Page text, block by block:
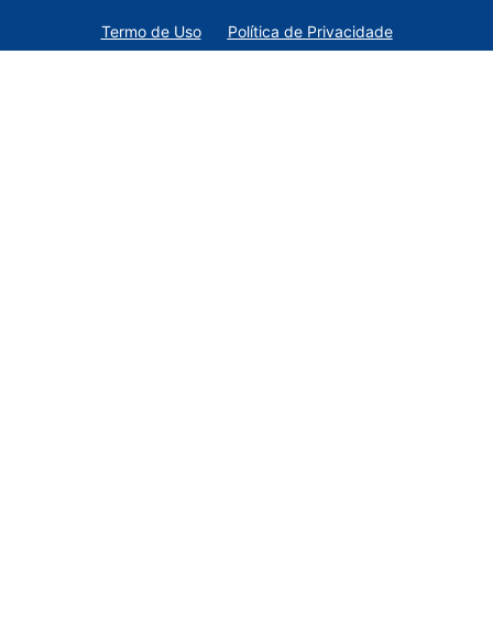
Termo de Uso Política de Privacidade